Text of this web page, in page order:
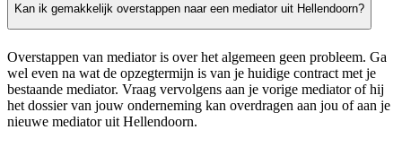
Kan ik gemakkelijk overstappen naar een mediator uit Hellendoorn?
Overstappen van mediator is over het algemeen geen probleem. Ga
wel even na wat de opzegtermijn is van je huidige contract met je
bestaande mediator. Vraag vervolgens aan je vorige mediator of hij
het dossier van jouw onderneming kan overdragen aan jou of aan je
nieuwe mediator uit Hellendoorn.